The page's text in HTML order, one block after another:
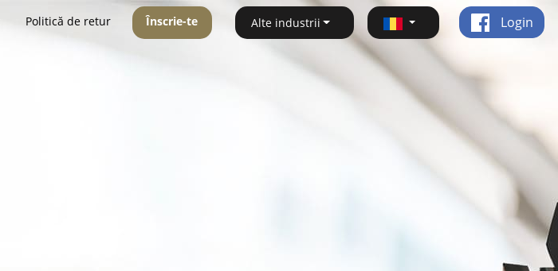
Politică de retur Înscrie-te Alte industrii Login